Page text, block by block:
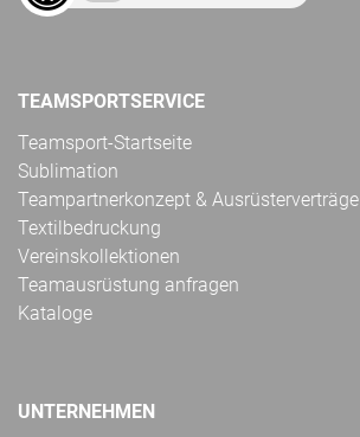
TEAMSPORTSERVICE
Teamsport-Startseite
Sublimation
Teampartnerkonzept & Ausrüsterverträge
Textilbedruckung
Vereinskollektionen
Teamausrüstung anfragen
Kataloge
UNTERNEHMEN